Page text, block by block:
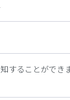
ることができま